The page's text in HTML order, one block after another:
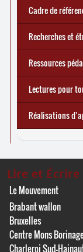
Cadre de
Recherches et
Ressources
Lectures pour
Réalisations
Lire et Écrire
Le Mouvement
Brabant wallon
Bruxelles
Centre Mons
Charleroi Sud-